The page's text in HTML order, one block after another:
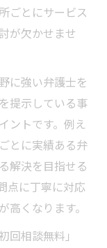
ごとにサービス
が欠かせませ
に強い弁護士を
提示している事
ントです。例え
とに実績ある弁
解決を目指せる
点に丁寧に対応
くなります。
相談無料」